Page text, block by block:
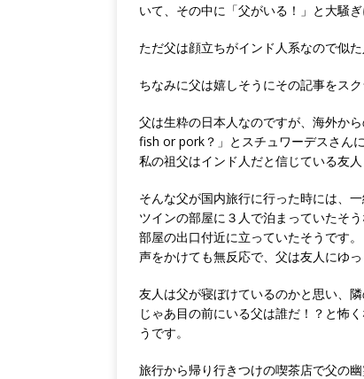
いて、その中に「父がいる！」と大騒ぎ
ただ父は顔立ちがインド人系なので似
ちなみに父は嬉しそうにその記事をスク
父は生粋の日本人なのですが、海外か
fish or pork？」とスチュワーデスさん
私の祖父はインド人だと信じている友人
そんな父が国内旅行に行った時には、
ツインの部屋に３人で泊まっていたそ
部屋の出口付近に立っていたそうです。
声をかけても無反応で、父は友人にゆ
友人は父が寝ぼけているのかと思い、
じゃあ目の前にいる父は誰だ！？と怖
うです。
旅行から帰り行きつけの喫茶店で父の